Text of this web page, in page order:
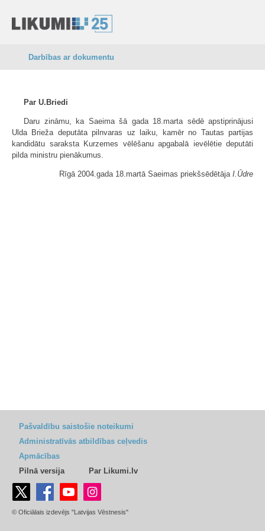
Darbības ar dokumentu
Par U.Briedi
Daru zināmu, ka Saeima šā gada 18.marta sēdē apstiprinājusi
Ulda Brieža deputāta pilnvaras uz laiku, kamēr no Tautas partijas
kandidātu saraksta Kurzemes vēlēšanu apgabalā ievēlētie deputāti
pilda ministru pienākumus.
Rīgā 2004.gada 18.martā Saeimas priekšsēdētāja I.Ūdre
Pašvaldību saistošie noteikumi
Administratīvās atbildības ceļvedis
Apmācības
Pilnā versija
Par Likumi.lv
© Oficiālais izdevējs "Latvijas Vēstnesis"